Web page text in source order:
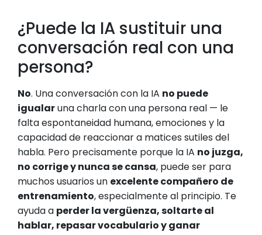
¿Puede la IA sustituir una
conversación real con una
persona?
No. Una conversación con la IA no puede
igualaruna charla con una persona real — le
falta espontaneidad humana, emociones y la
capacidad de reaccionar a matices sutiles del
habla. Pero precisamente porque la IA no juzga,
no corrige y nunca se cansa, puede ser para
muchos usuarios un excelente compañero de
entrenamiento, especialmente al principio. Te
ayuda a perder la vergüenza, soltarte al
hablar, repasar vocabulario y ganar